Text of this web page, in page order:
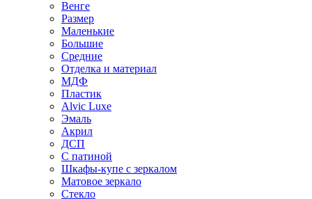
Венге
Размер
Маленькие
Большие
Средние
Отделка и материал
МДФ
Пластик
Alvic Luxe
Эмаль
Акрил
ДСП
С патиной
Шкафы-купе с зеркалом
Матовое зеркало
Стекло